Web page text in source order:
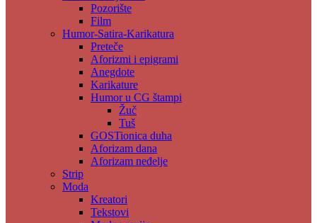
Pozorište
Film
Humor-Satira-Karikatura
Preteče
Aforizmi i epigrami
Anegdote
Karikature
Humor u CG štampi
Žuč
Tuš
GOSTionica duha
Aforizam dana
Aforizam neđelje
Strip
Moda
Kreatori
Tekstovi